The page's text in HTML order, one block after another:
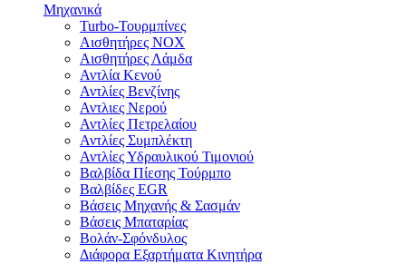
Μηχανικά
Turbo-Τουρμπίνες
Αισθητήρες NOX
Αισθητήρες Λάμδα
Αντλία Κενού
Αντλίες Βενζίνης
Αντλιες Νερού
Αντλίες Πετρελαίου
Αντλίες Συμπλέκτη
Αντλίες Υδραυλικού Τιμονιού
Βαλβίδα Πίεσης Τούρμπο
Βαλβίδες EGR
Βάσεις Μηχανής & Σασμάν
Βάσεις Μπαταρίας
Βολάν-Σφόνδυλος
Διάφορα Εξαρτήματα Κινητήρα